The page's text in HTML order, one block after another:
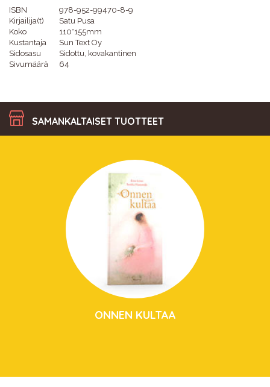
ISBN
978-952-99470-8-9
Kirjailija(t)
Satu Pusa
Koko
110*155mm
Kustantaja
Sun Text Oy
Sidosasu
Sidottu, kovakantinen
Sivumäärä
64
SAMANKALTAISET TUOTTEET
ONNEN KULTAA